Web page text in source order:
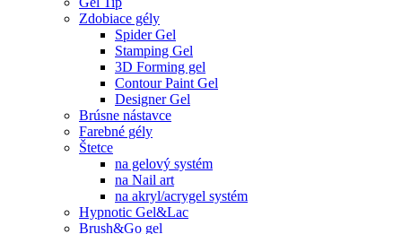
Zdobiace gély
Spider Gel
Stamping Gel
3D Forming gel
Contour Paint Gel
Designer Gel
Brúsne nástavce
Farebné gély
Štetce
na gelový systém
na Nail art
na akryl/acrygel systém
Hypnotic Gel&Lac
Brush&Go gel